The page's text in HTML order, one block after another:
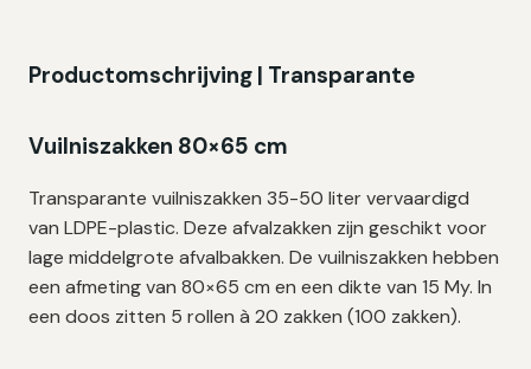
zakken
Productomschrijving | Transparante
Vuilniszakken 80×65 cm
Transparante vuilniszakken 35-50 liter vervaardigd
van LDPE-plastic. Deze afvalzakken zijn geschikt voor
lage middelgrote afvalbakken. De vuilniszakken hebben
een afmeting van 80×65 cm en een dikte van 15 My. In
een doos zitten 5 rollen à 20 zakken (100 zakken).